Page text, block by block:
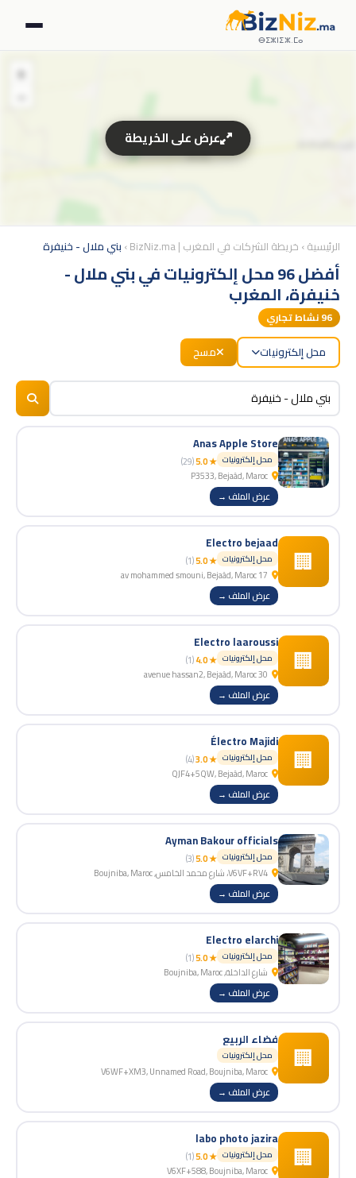
ⴱⵉⵣⵏⵉⵣ.ⵎⴰ
الرئيسية› خريطة الشركات في المغرب | BizNiz.ma › بني ملال - خنيفرة
أفضل 96 محل إلكترونيات في بني ملال -
خنيفرة، المغرب
96نشاط تجاري
محل إلكترونيات مسح
Anas Apple Store
محل إلكترونيات ★ 5.0
(29)
عرض الملف →
🏢
Electro bejaad
محل إلكترونيات ★ 5.0
(1)
عرض الملف →
🏢
Electro laaroussi
محل إلكترونيات ★ 4.0
(1)
عرض الملف →
🏢
Électro Majidi
محل إلكترونيات ★ 3.0
(4)
عرض الملف →
Ayman Bakour officials
محل إلكترونيات ★ 5.0
(3)
عرض الملف →
Electro elarchi
محل إلكترونيات ★ 5.0
(1)
عرض الملف →
🏢 فضاء الربيع
محل إلكترونيات
عرض الملف →
🏢
labo photo jazira
محل إلكترونيات ★ 5.0
(1)
+
BizNiz.ma
عرض على الخريطة